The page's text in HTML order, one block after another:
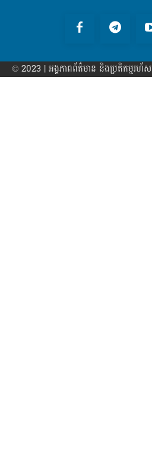
© 2023 | អង្គភាព​ព័ត៌មាន​ និងប្រតិកម្មរហ័ស